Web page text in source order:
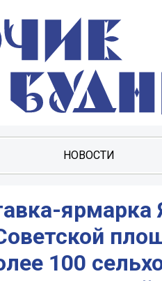
НОВОСТИ
ярмарка
100